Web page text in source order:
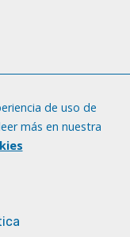
de uso de
más en nuestra